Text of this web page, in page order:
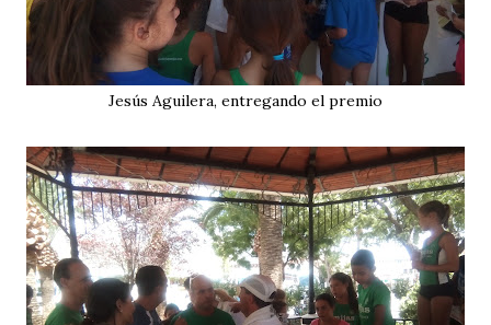
Jesús Aguilera, entregando el premio